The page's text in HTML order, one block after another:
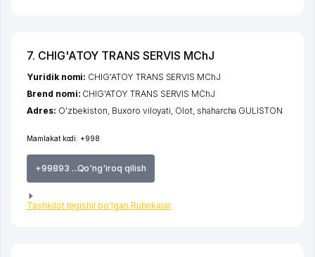
7. CHIG'ATOY TRANS SERVIS MChJ
Mamlakat kodi: +998
+99893 ...Qo'ng'iroq qilish
Tashkilot tegishli bo'lgan Rubrikalar
Yuridik nomi: CHIG'ATOY TRANS SERVIS MChJ
Brend nomi: CHIG'ATOY TRANS SERVIS MChJ
Adres: O'zbekiston, Buxoro viloyati, Olot, shaharcha GULISTON